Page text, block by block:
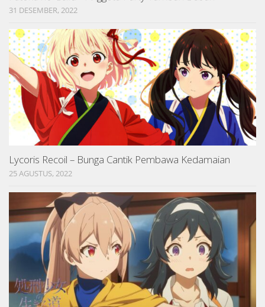
31 DESEMBER, 2022
Lycoris Recoil – Bunga Cantik Pembawa Kedamaian
25 AGUSTUS, 2022